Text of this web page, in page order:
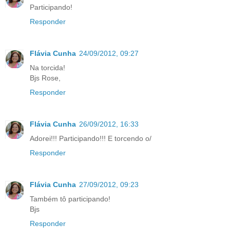
Participando!
Responder
Flávia Cunha 24/09/2012, 09:27
Na torcida!
Bjs Rose,
Responder
Flávia Cunha 26/09/2012, 16:33
Adorei!!! Participando!!! E torcendo o/
Responder
Flávia Cunha 27/09/2012, 09:23
Também tô participando!
Bjs
Responder